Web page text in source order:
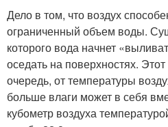
Дело в том, что воздух
ограниченный объем воды.
которого вода начнет
оседать на поверхностях.
очередь, от температуры
больше влаги может в себя
кубометр воздуха